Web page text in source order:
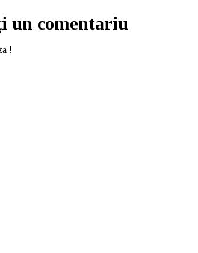
un comentariu
!